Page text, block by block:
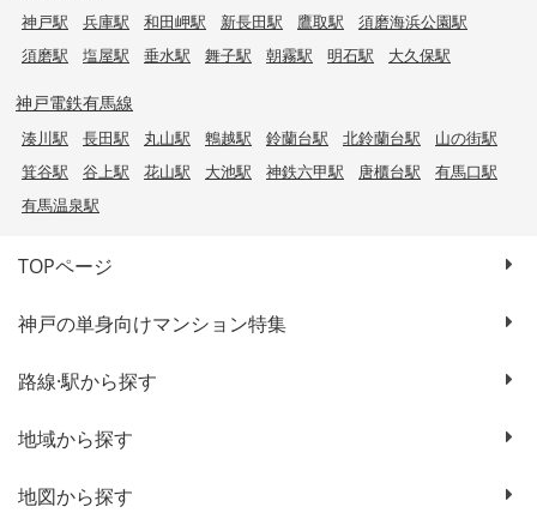
神戸駅 兵庫駅 和田岬駅 新長田駅 鷹取駅
須磨海浜公園駅
須磨駅
塩屋駅 垂水駅 舞子駅 朝霧駅 明石駅 大久保駅
神戸電鉄有馬線
湊川駅 長田駅 丸山駅 鵯越駅 鈴蘭台駅 北鈴蘭台駅
山の街駅
箕谷駅
谷上駅 花山駅 大池駅 神鉄六甲駅 唐櫃台駅
有馬口駅
有馬温泉駅
TOPページ
神戸の単身向けマンション特集
路線·駅から探す
地域から探す
地図から探す